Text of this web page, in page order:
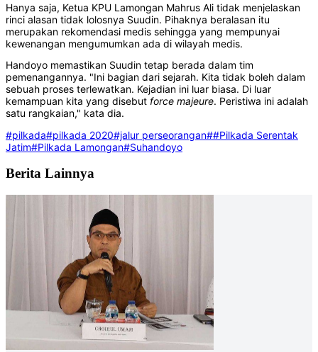
Hanya saja, Ketua KPU Lamongan Mahrus Ali tidak menjelaskan
rinci alasan tidak lolosnya Suudin. Pihaknya beralasan itu
merupakan rekomendasi medis sehingga yang mempunyai
kewenangan mengumumkan ada di wilayah medis.
Handoyo memastikan Suudin tetap berada dalam tim
pemenangannya. "Ini bagian dari sejarah. Kita tidak boleh dalam
sebuah proses terlewatkan. Kejadian ini luar biasa. Di luar
kemampuan kita yang disebut force majeure. Peristiwa ini adalah
satu rangkaian," kata dia.
#pilkada#pilkada 2020#jalur perseorangan##Pilkada Serentak
Jatim#Pilkada Lamongan#Suhandoyo
Berita Lainnya